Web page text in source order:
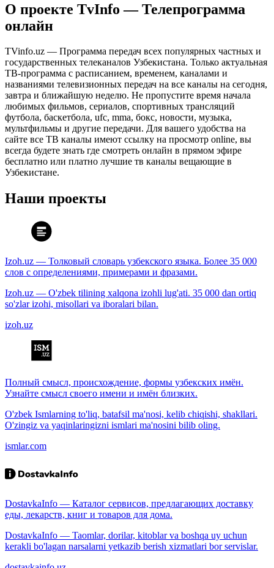
О проекте TvInfo — Телепрограмма
онлайн
TVinfo.uz — Программа передач всех популярных частных и
государственных телеканалов Узбекистана. Только актуальная
ТВ-программа с расписанием, временем, каналами и
названиями телевизионных передач на все каналы на сегодня,
завтра и ближайшую неделю. Не пропустите время начала
любимых фильмов, сериалов, спортивных трансляций
футбола, баскетбола, ufc, mma, бокс, новости, музыка,
мультфильмы и другие передачи. Для вашего удобства на
сайте все ТВ каналы имеют ссылку на просмотр online, вы
всегда будете знать где смотреть онлайн в прямом эфире
бесплатно или платно лучшие тв каналы вещающие в
Узбекистане.
Наши проекты
Izoh.uz — Толковый словарь узбекского языка. Более 35 000
слов с определениями, примерами и фразами.
Izoh.uz — O'zbek tilining xalqona izohli lug'ati. 35 000 dan ortiq
so'zlar izohi, misollari va iboralari bilan.
izoh.uz
Полный смысл, происхождение, формы узбекских имён.
Узнайте смысл своего имени и имён близких.
O'zbek Ismlarning to'liq, batafsil ma'nosi, kelib chiqishi, shakllari.
O'zingiz va yaqinlaringizni ismlari ma'nosini bilib oling.
ismlar.com
DostavkaInfo — Каталог сервисов, предлагающих доставку
еды, лекарств, книг и товаров для дома.
DostavkaInfo — Taomlar, dorilar, kitoblar va boshqa uy uchun
kerakli bo'lagan narsalarni yetkazib berish xizmatlari bor servislar.